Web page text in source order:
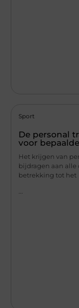
Sport
De personal
voor
Het krijgen van
bijdragen aan alle
betrekking tot het